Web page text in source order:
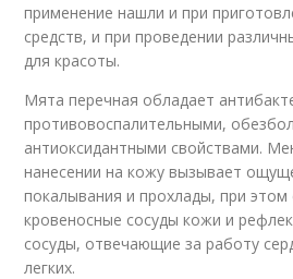
применение нашли и при
средств, и при проведении
для красоты.
Мята перечная обладает
противовоспалительными,
антиоксидантными свойствами.
нанесении на кожу вызывает
покалывания и прохлады, при этом
кровеносные сосуды кожи и
сосуды, отвечающие за работу
легких.